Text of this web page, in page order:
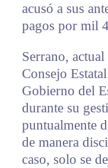
acusó a sus
pagos por mil
Serrano,
Consejo
Gobierno del
durante su
puntualmente
de manera
caso, solo se